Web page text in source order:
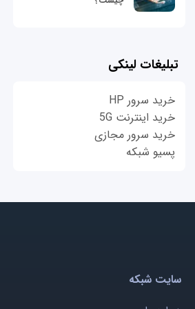
تبلیغات لینکی
خرید سرور HP
خرید اینترنت 5G
خرید سرور مجازی
پسیو شبکه
سایت شبکه